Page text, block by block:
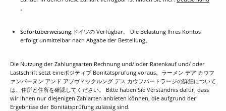
Sofortüberweisung: ドイツの Verfügbar。 Die Belastung Ihres Kontos
erfolgt unmittelbar nach Abgabe der Bestellung。
Die Nutzung der Zahlungsarten Rechnung und/ oder Ratenkauf und/ oder
Lastschrift setzt eineポジティ​​ブ Bonitätsprüfung voraus。ラーメン デア カウフ
ァンバーヌン アンド アブヴィックルング デス カウフバートラージの詳細について
は、住所と住所を確認してください。 Bitte haben Sie Verständnis dafür, dass
wir Ihnen nur diejenigen Zahlarten anbieten können, die aufgrund der
Ergebnisse der Bonitätsprüfung zulässig sind.